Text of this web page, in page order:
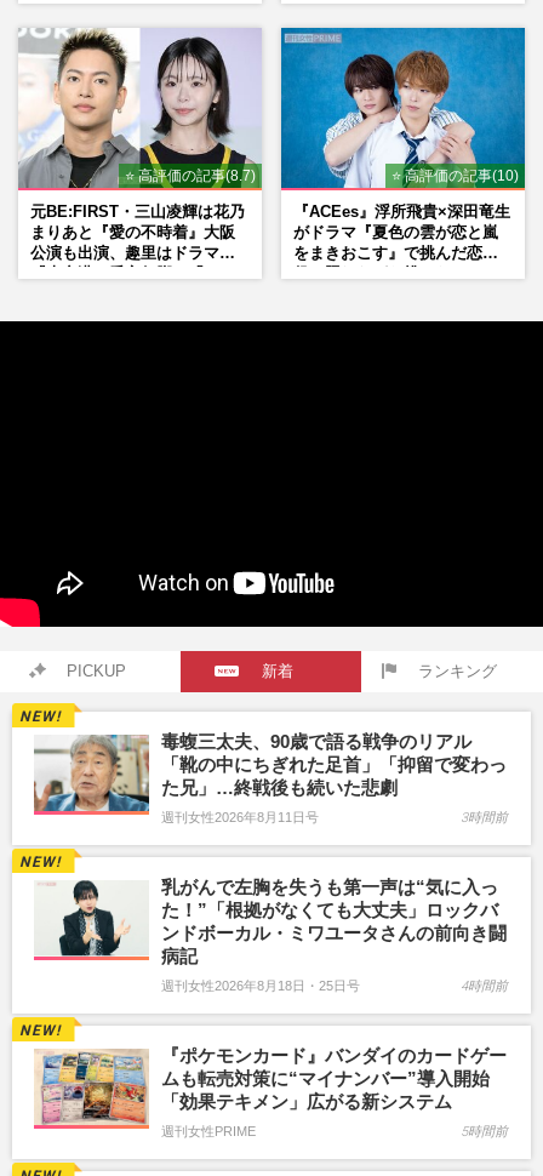
⭐ 高評価の記事(8.7)
元BE:FIRST・三山凌輝は花乃
まりあと『愛の不時着』大阪
公演も出演、趣里はドラマ
⭐ 高評価の記事(10)
『ACEes』浮所飛貴×深田竜生
がドラマ『夏色の雲が恋と嵐
をまきおこす』で挑んだ恋人
PICKUP 新着 ランキング
毒蝮三太夫、90歳で語る戦争のリアル
「靴の中にちぎれた足首」「抑留で変わっ
た兄」…終戦後も続いた悲劇
週刊女性2026年8月11日号 3時間前
乳がんで左胸を失うも第一声は“気に入っ
た！”「根拠がなくても大丈夫」ロックバ
ンドボーカル・ミワユータさんの前向き闘
病記
週刊女性2026年8月18日・25日号 4時間前
『ポケモンカード』バンダイのカードゲー
ムも転売対策に“マイナンバー”導入開始
「効果テキメン」広がる新システム
週刊女性PRIME 5時間前